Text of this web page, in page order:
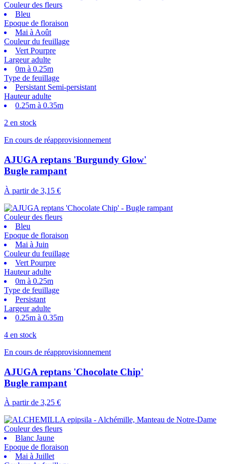
Couleur des fleurs
Bleu
Epoque de floraison
Mai à Août
Couleur du feuillage
Vert Pourpre
Largeur adulte
0m à 0.25m
Type de feuillage
Persistant Semi-persistant
Hauteur adulte
0.25m à 0.35m
2 en stock
En cours de réapprovisionnement
AJUGA reptans 'Burgundy Glow'
Bugle rampant
À partir de 3,15 €
Couleur des fleurs
Bleu
Epoque de floraison
Mai à Juin
Couleur du feuillage
Vert Pourpre
Hauteur adulte
0m à 0.25m
Type de feuillage
Persistant
Largeur adulte
0.25m à 0.35m
4 en stock
En cours de réapprovisionnement
AJUGA reptans 'Chocolate Chip'
Bugle rampant
À partir de 3,25 €
Couleur des fleurs
Blanc Jaune
Epoque de floraison
Mai à Juillet